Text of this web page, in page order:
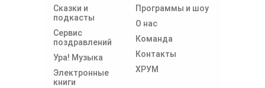
Сказки и
подкасты
Сервис
поздравлений
Ура! Музыка
Электронные
книги
Программы и шоу
О нас
Команда
Контакты
ХРУМ